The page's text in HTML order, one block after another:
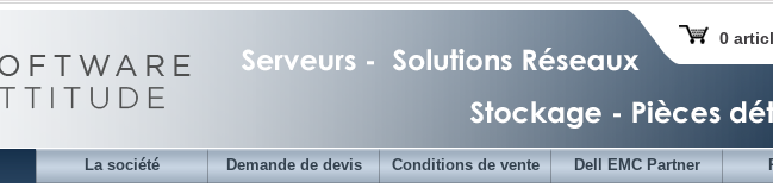
0
La société Demande de devis Conditions de vente Dell EMC Partner